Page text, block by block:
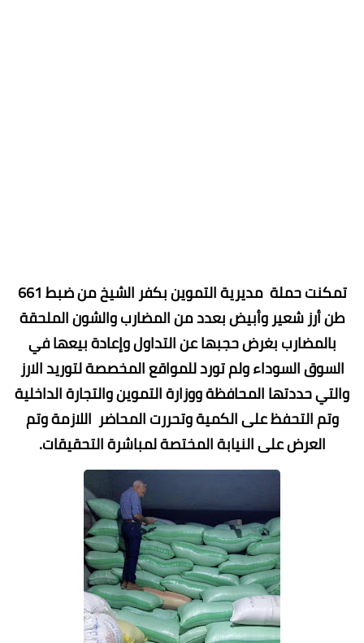
تمكنت حملة مديرية التموين بكفر الشيخ من ضبط 661
طن أرز شعير وأبيض بعدد من المضارب والشون الملحقة
بالمضارب بغرض حجبها عن التداول وإعادة بيعها في
السوق السوداء ولم تورد للمواقع المخصصة لتوريد الارز
والتي حددتها المحافظة ووزارة التموين والتجارة الداخلية
وتم التحفظ على الكمية وتحررت المحاضر اللازمة وتم
العرض على النيابة المختصة لمباشرة التحقيقات.